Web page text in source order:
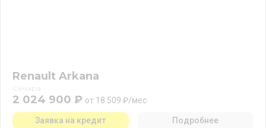
Renault Arkana
Самара
2 024 900 ₽ от 18 509 ₽/мес
Заявка на кредит Подробнее